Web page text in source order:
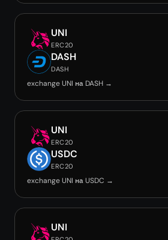
UNI
ERC20
DASH
DASH
exchange UNI на DASH →
UNI
ERC20
USDC
ERC20
exchange UNI на USDC →
UNI